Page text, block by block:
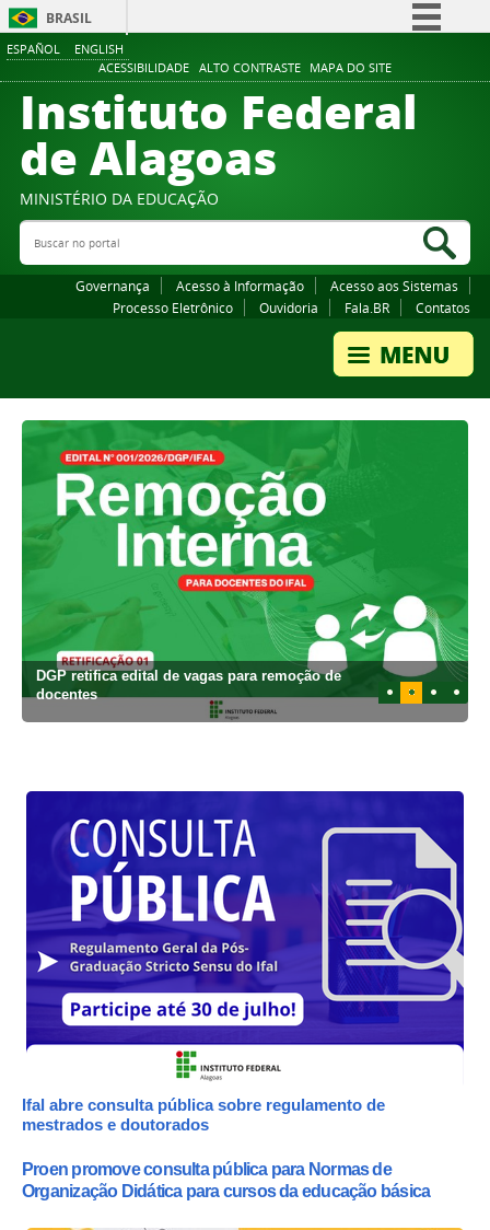
ESPAÑOL ENGLISH
ACESSIBILIDADE ALTO CONTRASTE MAPA DO SITE
BRASIL
Comunica BR
Participe
Canais
Instituto Federal
de Alagoas
MINISTÉRIO DA EDUCAÇÃO
Buscar no portal
Governança Acesso à Informação
Acesso aos Sistemas
Processo Eletrônico
Ouvidoria Fala.BR Contatos
DGP retifica edital de vagas para remoção de
docentes
Ifal abre consulta pública sobre regulamento de
mestrados e doutorados
Proen promove consulta pública para Normas de
Organização Didática para cursos da educação básica